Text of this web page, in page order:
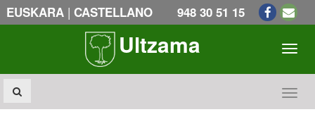
EUSKARA | CASTELLANO 948 30 51 15
Ultzama